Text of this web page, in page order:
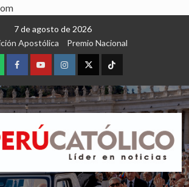
7 de agosto de 2026
Apostólica
Premio Nacional
FacebookYoutubeInstagram
X TikTok